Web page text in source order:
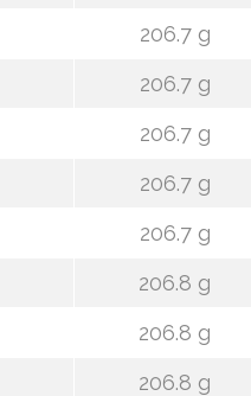
206.7 g
206.7 g
206.7 g
206.7 g
206.7 g
206.8 g
206.8 g
206.8 g